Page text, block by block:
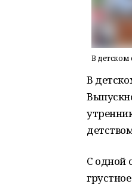
В детском
В
С одной